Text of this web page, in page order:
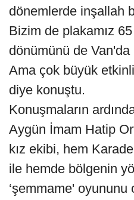
dönemlerde inşallah
Bizim de plakamız
dönümünü de
Ama çok büyük
diye konuştu.
Konuşmaların
Aygün İmam Hatip
kız ekibi, hem
ile hemde bölgenin
‘şemmame' oyununu